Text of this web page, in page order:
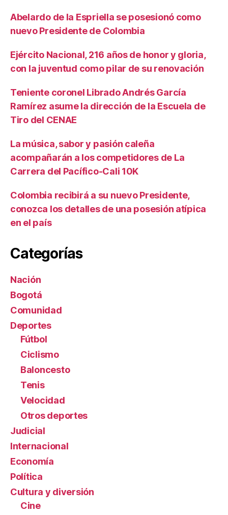
Abelardo de la Espriella se posesionó como
nuevo Presidente de Colombia
Ejército Nacional, 216 años de honor y gloria,
con la juventud como pilar de su renovación
Teniente coronel Librado Andrés García
Ramírez asume la dirección de la Escuela de
Tiro del CENAE
La música, sabor y pasión caleña
acompañarán a los competidores de La
Carrera del Pacífico-Cali 10K
Colombia recibirá a su nuevo Presidente,
conozca los detalles de una posesión atípica
en el país
Categorías
Nación
Bogotá
Comunidad
Deportes
Fútbol
Ciclismo
Baloncesto
Tenis
Velocidad
Otros deportes
Judicial
Internacional
Economía
Política
Cultura y diversión
Cine